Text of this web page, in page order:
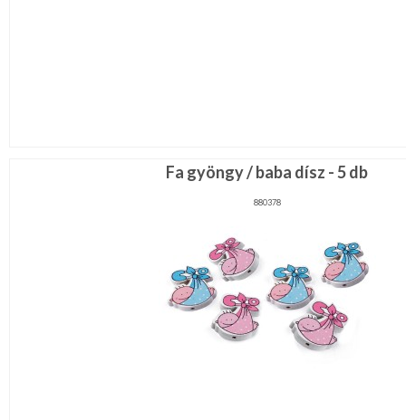
Fa gyöngy / baba dísz - 5 db
880378